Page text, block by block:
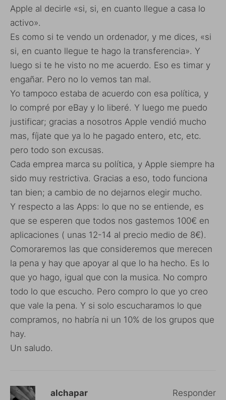
Apple al decirle «si, si, en cuanto llegue a casa lo
activo».
Es como si te vendo un ordenador, y me dices, «si
si, en cuanto llegue te hago la transferencia». Y
luego si te he visto no me acuerdo. Eso es timar y
engañar. Pero no lo vemos tan mal.
Yo tampoco estaba de acuerdo con esa política, y
lo compré por eBay y lo liberé. Y luego me puedo
justificar; gracias a nosotros Apple vendió mucho
mas, fíjate que ya lo he pagado entero, etc, etc.
pero todo son excusas.
Cada emprea marca su política, y Apple siempre ha
sido muy restrictiva. Gracias a eso, todo funciona
tan bien; a cambio de no dejarnos elegir mucho.
Y respecto a las Apps: lo que no se entiende, es
que se esperen que todos nos gastemos 100€ en
aplicaciones ( unas 12-14 al precio medio de 8€).
Comoraremos las que consideremos que merecen
la pena y hay que apoyar al que lo ha hecho. Es lo
que yo hago, igual que con la musica. No compro
todo lo que escucho. Pero compro lo que yo creo
que vale la pena. Y si solo escucharamos lo que
compramos, no habría ni un 10% de los grupos que
hay.
Un saludo.
alchapar Responder